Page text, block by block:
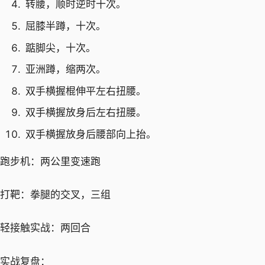
转腰，顺时逆时十次。
屈膝半蹲，十次。
踮脚尖，十次。
亚洲蹲，缩两次。
双手横握棍伸平左右扭腰。
双手横握放身后左右扭腰。
双手横握放身后腰部向上抬。
跑步机：两公里变速跑
打靶：拳腿的交叉，三组
轻接触实战：两回合
实战复盘：